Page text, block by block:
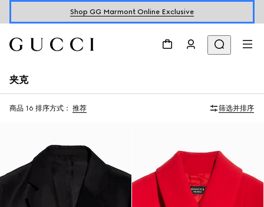
Shop GG Marmont Online Exclusive
夹克
商品 16 排序方式： 推荐 筛选并排序